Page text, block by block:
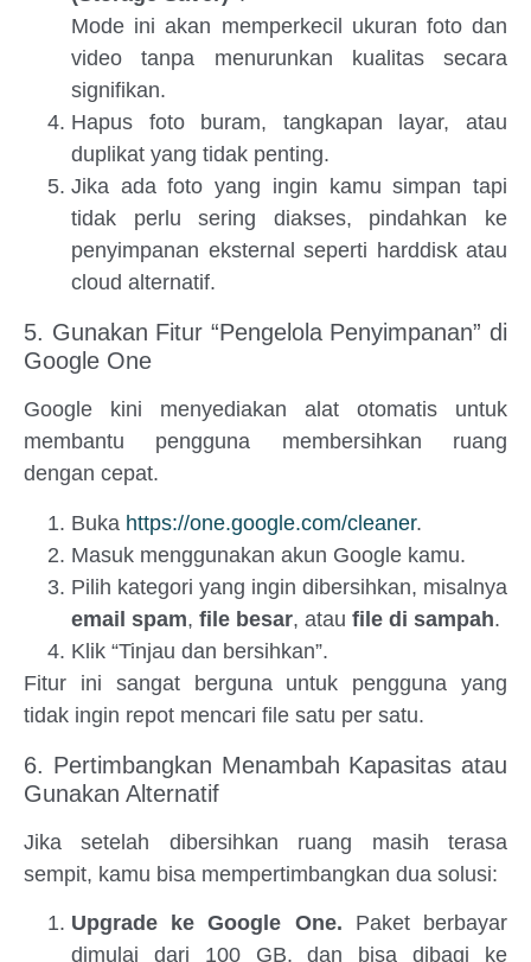
Mode ini akan memperkecil ukuran foto dan
video tanpa menurunkan kualitas secara
signifikan.
Hapus foto buram, tangkapan layar, atau
duplikat yang tidak penting.
Jika ada foto yang ingin kamu simpan tapi
tidak perlu sering diakses, pindahkan ke
penyimpanan eksternal seperti harddisk atau
cloud alternatif.
5. Gunakan Fitur “Pengelola Penyimpanan” di
Google One
Google kini menyediakan alat otomatis untuk
membantu pengguna membersihkan ruang
dengan cepat.
Buka https://one.google.com/cleaner.
Masuk menggunakan akun Google kamu.
Pilih kategori yang ingin dibersihkan, misalnya
email spam, file besar, atau file di sampah.
Klik “Tinjau dan bersihkan”.
Fitur ini sangat berguna untuk pengguna yang
tidak ingin repot mencari file satu per satu.
6. Pertimbangkan Menambah Kapasitas atau
Gunakan Alternatif
Jika setelah dibersihkan ruang masih terasa
sempit, kamu bisa mempertimbangkan dua solusi:
Upgrade ke Google One. Paket berbayar
dimulai dari 100 GB, dan bisa dibagi ke